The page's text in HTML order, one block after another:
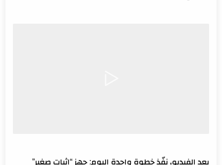
بعد الفيديو، نفّذ خطوة واحدة اليوم: جهز “إثبات صغير”